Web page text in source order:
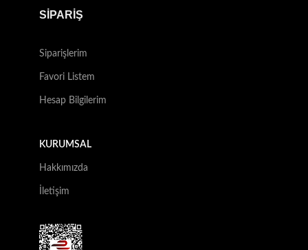
SİPARİŞ
Siparişlerim
Favori Listem
Hesap Bilgilerim
KURUMSAL
Hakkımızda
İletişim